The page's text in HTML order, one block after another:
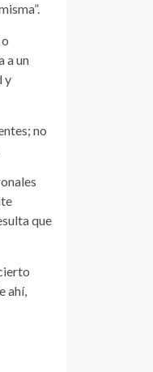
a un
y
no
que
ahí,